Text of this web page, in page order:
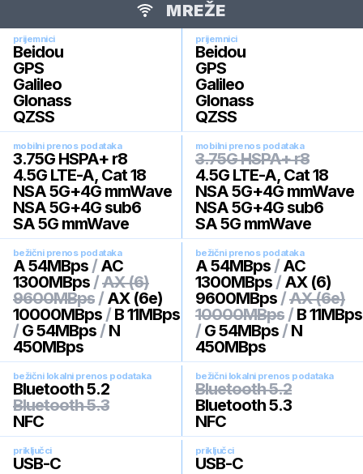
MREŽE
prijemnici
Beidou
GPS
Galileo
Glonass
QZSS
prijemnici
Beidou
GPS
Galileo
Glonass
QZSS
mobilni prenos podataka
3.75G HSPA+ r8
4.5G LTE-A, Cat 18
NSA 5G+4G mmWave
NSA 5G+4G sub6
SA 5G mmWave
mobilni prenos podataka
3.75G HSPA+ r8
4.5G LTE-A, Cat 18
NSA 5G+4G mmWave
NSA 5G+4G sub6
SA 5G mmWave
bežični prenos podataka
A 54MBps / AC
1300MBps /AX (6)
9600MBps / AX (6e)
10000MBps / B 11MBps
/ G 54MBps / N
450MBps
bežični prenos podataka
A 54MBps / AC
1300MBps / AX (6)
9600MBps /AX (6e)
10000MBps / B 11MBps
/ G 54MBps / N
450MBps
bežični lokalni prenos podataka
Bluetooth 5.2
Bluetooth 5.3
NFC
bežični lokalni prenos podataka
Bluetooth 5.2
Bluetooth 5.3
NFC
priključci
USB-C
priključci
USB-C